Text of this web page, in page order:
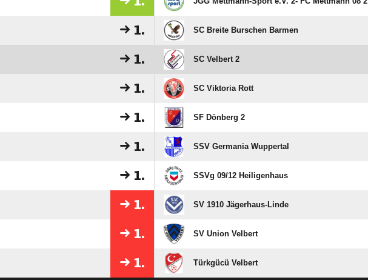
1. SC Breite Burschen Barmen
1. SC Velbert 2
1. SC Viktoria Rott
1. SF Dönberg 2
1. SSV Germania Wuppertal
1. SSVg 09/​12 Heiligenhaus
1. SV 1910 Jägerhaus-Linde
1. SV Union Velbert
1. Türkgücü Velbert